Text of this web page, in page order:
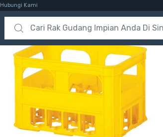
Hubungi Kami
Search for: